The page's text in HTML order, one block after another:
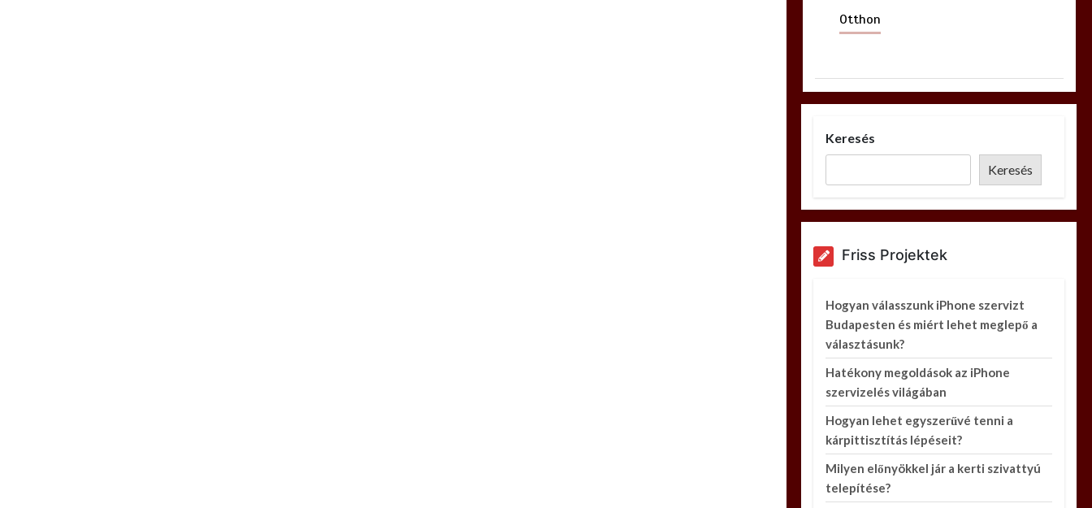
Otthon
Keresés
Keresés
Friss Projektek
Hogyan válasszunk iPhone szervizt
Budapesten és miért lehet meglepő a
választásunk?
Hatékony megoldások az iPhone
szervizelés világában
Hogyan lehet egyszerűvé tenni a
kárpittisztítás lépéseit?
Milyen előnyökkel jár a kerti szivattyú
telepítése?